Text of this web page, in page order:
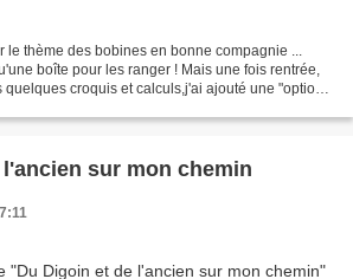
le thème des bobines en bonne compagnie ...
boîte pour les ranger ! Mais une fois rentrée,
quelques croquis et calculs,j'ai ajouté une "option"
sur mon chemin